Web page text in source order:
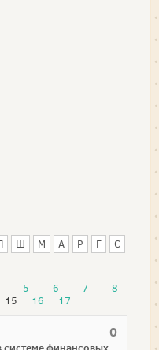
Ш М А Р Г
С
5 6 7
8
15 16 17
0